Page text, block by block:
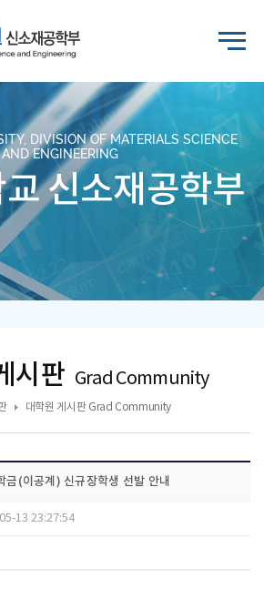
DIVISION OF MATERIALS SCIENCE
AND ENGINEERING
신소재공학부
시판 Grad Community
대학원 게시판 Grad Community
금(이공계) 신규장학생 선발 안내
13 23:27:54